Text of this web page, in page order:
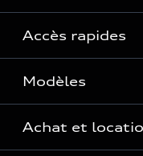
Accès rapides
Quelle Audi me
Tous les modèles
Recherche de
Modèles
Électrique
Achat et